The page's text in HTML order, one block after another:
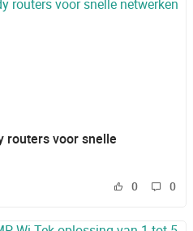
routers voor snelle
0 0